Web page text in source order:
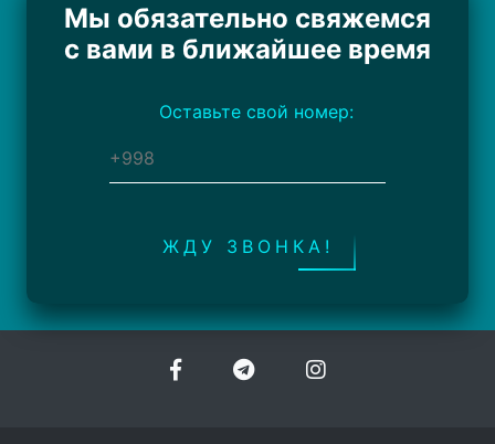
Мы обязательно свяжемся
с вами в ближайшее время
Оставьте свой номер:
ЖДУ ЗВОНКА!